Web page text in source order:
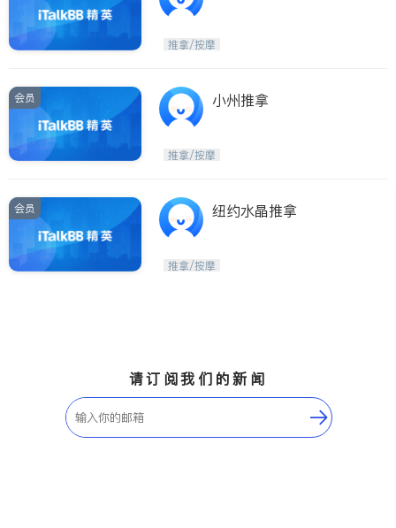
推拿/按摩
会员 小州推拿
推拿/按摩
会员 纽约水晶推拿
推拿/按摩
请订阅我们的新闻